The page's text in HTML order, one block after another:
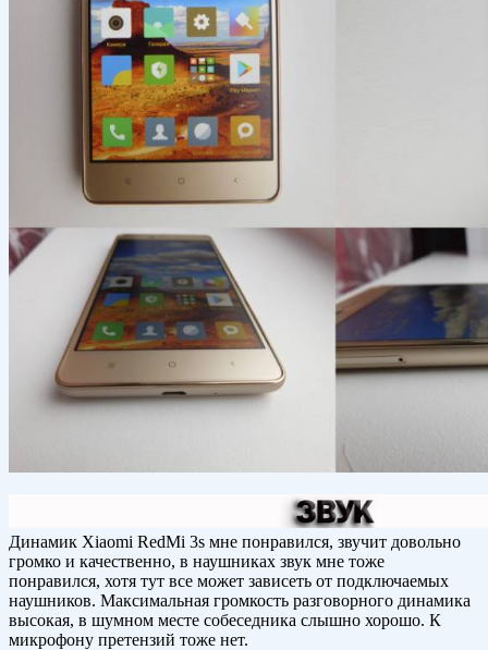
Динамик Xiaomi RedMi 3s мне понравился, звучит довольно
громко и качественно, в наушниках звук мне тоже
понравился, хотя тут все может зависеть от подключаемых
наушников. Максимальная громкость разговорного динамика
высокая, в шумном месте собеседника слышно хорошо. К
микрофону претензий тоже нет.